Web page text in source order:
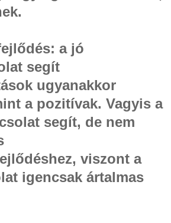
a jó
segít
ugyanakkor
a pozitívak. Vagyis a
segít, de nem
viszont a
igencsak ártalmas